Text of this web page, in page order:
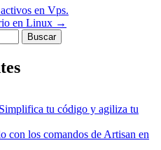
en Vps.
en Linux →
tu código y agiliza tu
con los comandos de Artisan en